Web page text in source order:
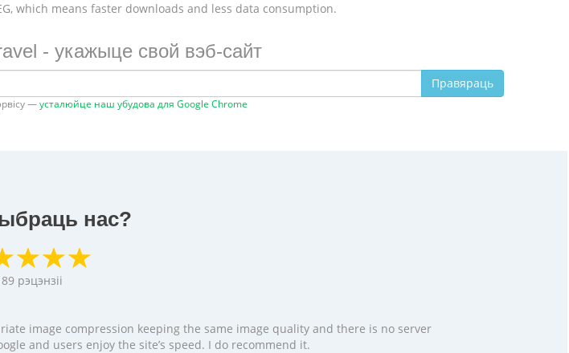
which means faster downloads and less data consumption.
- укажыце свой вэб-сайт
Правяраць
—усталюйце наш убудова для Google Chrome
нас?
рэцэнзіі
image compression keeping the same image quality and there is no server
and users enjoy the site’s speed. I do recommend it.